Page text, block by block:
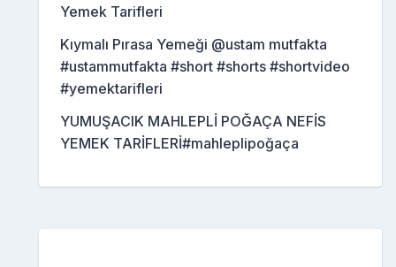
Yemek Tarifleri
Kıymalı Pırasa Yemeği @ustam mutfakta
#ustammutfakta #short #shorts #shortvideo
#yemektarifleri
YUMUŞACIK MAHLEPLİ POĞAÇA NEFİS
YEMEK TARİFLERİ#mahleplipoğaça